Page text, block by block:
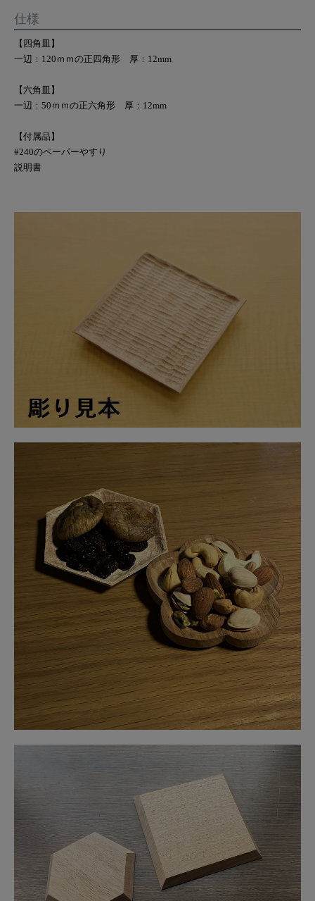
仕様
【四角皿】
一辺：120ｍｍの正四角形 厚：12mm
【六角皿】
一辺：50ｍｍの正六角形 厚：12mm
【付属品】
#240のペーパーやすり
説明書